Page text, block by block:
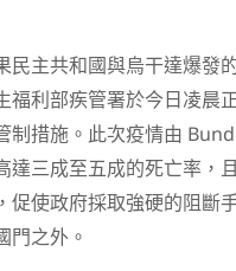
民主共和國與烏干達爆發
福利部疾管署於今日凌晨
制措施。此次疫情由
達三成至五成的死亡率，
促使政府採取強硬的阻斷
門之外。